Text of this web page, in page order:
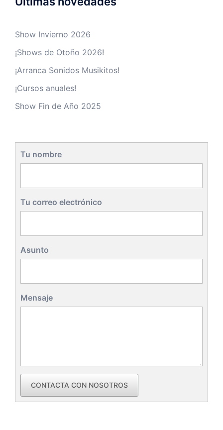
Show Invierno 2026
¡Shows de Otoño 2026!
¡Arranca Sonidos Musikitos!
¡Cursos anuales!
Show Fin de Año 2025
Tu nombre
Tu correo electrónico
Asunto
Mensaje
CONTACTA CON NOSOTROS